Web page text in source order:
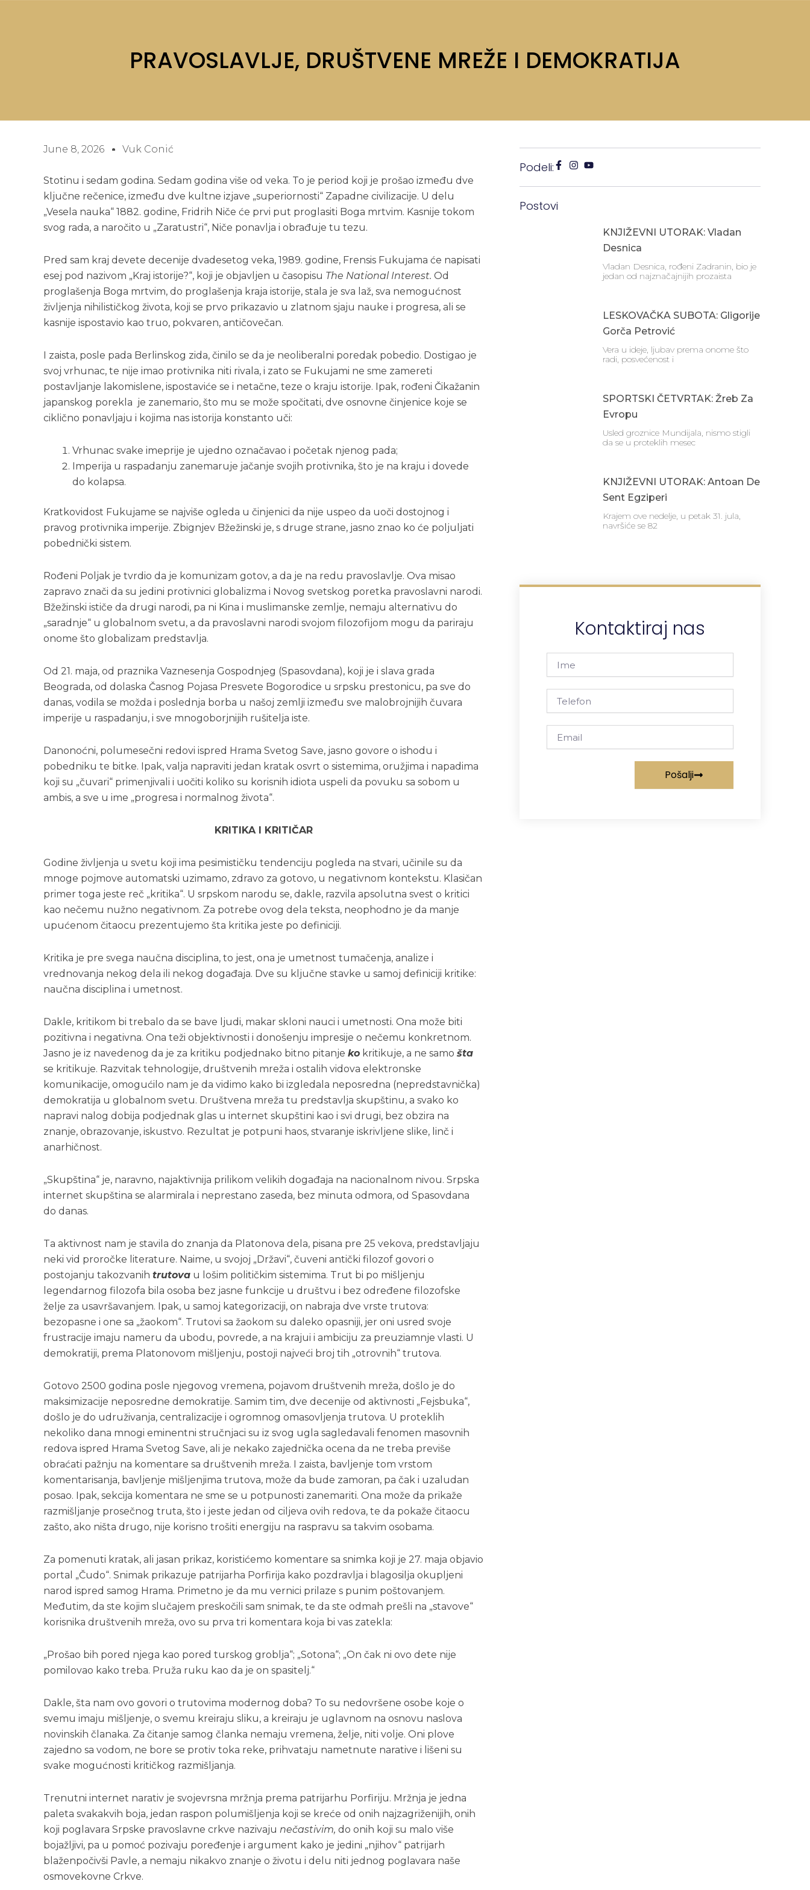
PRAVOSLAVLJE, DRUŠTVENE MREŽE I DEMOKRATIJA
June 8, 2026 Vuk Conić
Stotinu i sedam godina. Sedam godina više od veka. To je period koji je prošao između dve
ključne rečenice, između dve kultne izjave „superiornosti“ Zapadne civilizacije. U delu
„Vesela nauka“ 1882. godine, Fridrih Niče će prvi put proglasiti Boga mrtvim. Kasnije tokom
svog rada, a naročito u „Zaratustri“, Niče ponavlja i obrađuje tu tezu.
Pred sam kraj devete decenije dvadesetog veka, 1989. godine, Frensis Fukujama će napisati
esej pod nazivom „Kraj istorije?“, koji je objavljen u časopisu The National Interest. Od
proglašenja Boga mrtvim, do proglašenja kraja istorije, stala je sva laž, sva nemogućnost
življenja nihilističkog života, koji se prvo prikazavio u zlatnom sjaju nauke i progresa, ali se
kasnije ispostavio kao truo, pokvaren, antičovečan.
I zaista, posle pada Berlinskog zida, činilo se da je neoliberalni poredak pobedio. Dostigao je
svoj vrhunac, te nije imao protivnika niti rivala, i zato se Fukujami ne sme zamereti
postavljanje lakomislene, ispostaviće se i netačne, teze o kraju istorije. Ipak, rođeni Čikažanin
japanskog porekla je zanemario, što mu se može spočitati, dve osnovne činjenice koje se
ciklično ponavljaju i kojima nas istorija konstanto uči:
Vrhunac svake imeprije je ujedno označavao i početak njenog pada;
Imperija u raspadanju zanemaruje jačanje svojih protivnika, što je na kraju i dovede
do kolapsa.
Kratkovidost Fukujame se najviše ogleda u činjenici da nije uspeo da uoči dostojnog i
pravog protivnika imperije. Zbignjev Bžežinski je, s druge strane, jasno znao ko će poljuljati
pobednički sistem.
Rođeni Poljak je tvrdio da je komunizam gotov, a da je na redu pravoslavlje. Ova misao
zapravo znači da su jedini protivnici globalizma i Novog svetskog poretka pravoslavni narodi.
Bžežinski ističe da drugi narodi, pa ni Kina i muslimanske zemlje, nemaju alternativu do
„saradnje“ u globalnom svetu, a da pravoslavni narodi svojom filozofijom mogu da pariraju
onome što globalizam predstavlja.
Od 21. maja, od praznika Vaznesenja Gospodnjeg (Spasovdana), koji je i slava grada
Beograda, od dolaska Časnog Pojasa Presvete Bogorodice u srpsku prestonicu, pa sve do
danas, vodila se možda i poslednja borba u našoj zemlji između sve malobrojnijih čuvara
imperije u raspadanju, i sve mnogoborjnijih rušitelja iste.
Danonoćni, polumesečni redovi ispred Hrama Svetog Save, jasno govore o ishodu i
pobedniku te bitke. Ipak, valja napraviti jedan kratak osvrt o sistemima, oružjima i napadima
koji su „čuvari“ primenjivali i uočiti koliko su korisnih idiota uspeli da povuku sa sobom u
ambis, a sve u ime „progresa i normalnog života“.
KRITIKA I KRITIČAR
Godine življenja u svetu koji ima pesimističku tendenciju pogleda na stvari, učinile su da
mnoge pojmove automatski uzimamo, zdravo za gotovo, u negativnom kontekstu. Klasičan
primer toga jeste reč „kritika“. U srpskom narodu se, dakle, razvila apsolutna svest o kritici
kao nečemu nužno negativnom. Za potrebe ovog dela teksta, neophodno je da manje
upućenom čitaocu prezentujemo šta kritika jeste po definiciji.
Kritika je pre svega naučna disciplina, to jest, ona je umetnost tumačenja, analize i
vrednovanja nekog dela ili nekog događaja. Dve su ključne stavke u samoj definiciji kritike:
naučna disciplina i umetnost.
Dakle, kritikom bi trebalo da se bave ljudi, makar skloni nauci i umetnosti. Ona može biti
pozitivna i negativna. Ona teži objektivnosti i donošenju impresije o nečemu konkretnom.
Jasno je iz navedenog da je za kritiku podjednako bitno pitanje ko kritikuje, a ne samo šta
se kritikuje. Razvitak tehnologije, društvenih mreža i ostalih vidova elektronske
komunikacije, omogućilo nam je da vidimo kako bi izgledala neposredna (nepredstavnička)
demokratija u globalnom svetu. Društvena mreža tu predstavlja skupštinu, a svako ko
napravi nalog dobija podjednak glas u internet skupštini kao i svi drugi, bez obzira na
znanje, obrazovanje, iskustvo. Rezultat je potpuni haos, stvaranje iskrivljene slike, linč i
anarhičnost.
„Skupština“ je, naravno, najaktivnija prilikom velikih događaja na nacionalnom nivou. Srpska
internet skupština se alarmirala i neprestano zaseda, bez minuta odmora, od Spasovdana
do danas.
Ta aktivnost nam je stavila do znanja da Platonova dela, pisana pre 25 vekova, predstavljaju
neki vid proročke literature. Naime, u svojoj „Državi“, čuveni antički filozof govori o
postojanju takozvanih trutova u lošim političkim sistemima. Trut bi po mišljenju
legendarnog filozofa bila osoba bez jasne funkcije u društvu i bez određene filozofske
želje za usavršavanjem. Ipak, u samoj kategorizaciji, on nabraja dve vrste trutova:
bezopasne i one sa „žaokom“. Trutovi sa žaokom su daleko opasniji, jer oni usred svoje
frustracije imaju nameru da ubodu, povrede, a na krajui i ambiciju za preuziamnje vlasti. U
demokratiji, prema Platonovom mišljenju, postoji najveći broj tih „otrovnih“ trutova.
Gotovo 2500 godina posle njegovog vremena, pojavom društvenih mreža, došlo je do
maksimizacije neposredne demokratije. Samim tim, dve decenije od aktivnosti „Fejsbuka“,
došlo je do udruživanja, centralizacije i ogromnog omasovljenja trutova. U proteklih
nekoliko dana mnogi eminentni stručnjaci su iz svog ugla sagledavali fenomen masovnih
redova ispred Hrama Svetog Save, ali je nekako zajednička ocena da ne treba previše
obraćati pažnju na komentare sa društvenih mreža. I zaista, bavljenje tom vrstom
komentarisanja, bavljenje mišljenjima trutova, može da bude zamoran, pa čak i uzaludan
posao. Ipak, sekcija komentara ne sme se u potpunosti zanemariti. Ona može da prikaže
razmišljanje prosečnog truta, što i jeste jedan od ciljeva ovih redova, te da pokaže čitaocu
zašto, ako ništa drugo, nije korisno trošiti energiju na raspravu sa takvim osobama.
Za pomenuti kratak, ali jasan prikaz, koristićemo komentare sa snimka koji je 27. maja objavio
portal „Čudo“. Snimak prikazuje patrijarha Porfirija kako pozdravlja i blagosilja okupljeni
narod ispred samog Hrama. Primetno je da mu vernici prilaze s punim poštovanjem.
Međutim, da ste kojim slučajem preskočili sam snimak, te da ste odmah prešli na „stavove“
korisnika društvenih mreža, ovo su prva tri komentara koja bi vas zatekla:
„Prošao bih pored njega kao pored turskog groblja“; „Sotona“; „On čak ni ovo dete nije
pomilovao kako treba. Pruža ruku kao da je on spasitelj.“
Dakle, šta nam ovo govori o trutovima modernog doba? To su nedovršene osobe koje o
svemu imaju mišljenje, o svemu kreiraju sliku, a kreiraju je uglavnom na osnovu naslova
novinskih članaka. Za čitanje samog članka nemaju vremena, želje, niti volje. Oni plove
zajedno sa vodom, ne bore se protiv toka reke, prihvataju nametnute narative i lišeni su
svake mogućnosti kritičkog razmišljanja.
Trenutni internet narativ je svojevrsna mržnja prema patrijarhu Porfiriju. Mržnja je jedna
paleta svakakvih boja, jedan raspon polumišljenja koji se kreće od onih najzagriženijih, onih
koji poglavara Srpske pravoslavne crkve nazivaju nečastivim, do onih koji su malo više
bojažljivi, pa u pomoć pozivaju poređenje i argument kako je jedini „njihov“ patrijarh
blaženpočivši Pavle, a nemaju nikakvo znanje o životu i delu niti jednog poglavara naše
osmovekovne Crkve.
Podeli:
Postovi
KNJIŽEVNI UTORAK: Vladan
Desnica
Vladan Desnica, rođeni Zadranin, bio je
jedan od najznačajnijih prozaista
LESKOVAČKA SUBOTA: Gligorije
Gorča Petrović
Vera u ideje, ljubav prema onome što
radi, posvećenost i
SPORTSKI ČETVRTAK: Žreb Za
Evropu
Usled groznice Mundijala, nismo stigli
da se u proteklih mesec
KNJIŽEVNI UTORAK: Antoan De
Sent Egziperi
Krajem ove nedelje, u petak 31. jula,
navršiće se 82
Kontaktiraj nas
Ime
Telefon
Email
Pošalji